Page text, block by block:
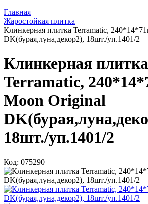
Главная
Жаростойкая плитка
Клинкерная плитка Terramatic,
DK(бурая,луна,декор2), 18шт./уп.1401/2
Клинкерная плитка
Terramatic,
Moon Original
18шт./уп.1401/2
Код: 075290